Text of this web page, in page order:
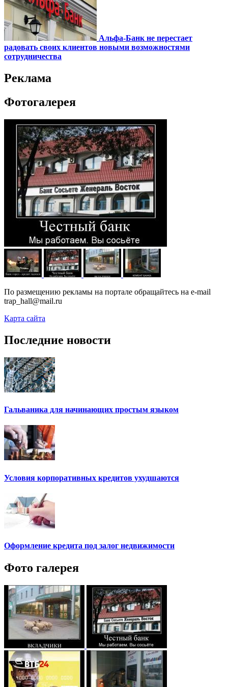
Альфа-Банк не перестает
радовать своих клиентов новыми возможностями
сотрудничества
Реклама
Фотогалерея
По размещению рекламы на портале обращайтесь на e-mail
trap_hall@mail.ru
Карта сайта
Последние новости
Гальваника для начинающих простым языком
Условия корпоративных кредитов ухудшаются
Оформление кредита под залог недвижимости
Фото галерея